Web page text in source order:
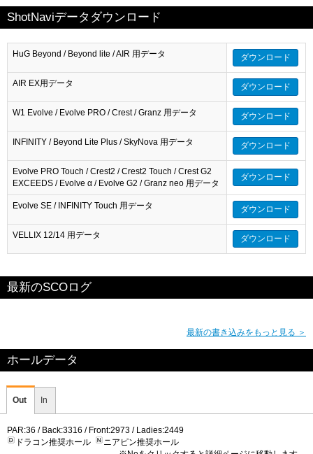
ShotNaviデータダウンロード
HuG Beyond / Beyond lite / AIR 用データ ダウンロード
AIR EX用データ ダウンロード
W1 Evolve / Evolve PRO / Crest / Granz 用データ ダウンロード
INFINITY / Beyond Lite Plus / SkyNova 用データ ダウンロード
Evolve PRO Touch / Crest2 / Crest2 Touch / Crest G2
EXCEEDS / Evolve α / Evolve G2 / Granz neo 用データ
ダウンロード
Evolve SE / INFINITY Touch 用データ ダウンロード
VELLIX 12/14 用データ ダウンロード
最新のSCOログ
最新の書き込みをもっと見る ＞
ホールデータ
Out In
PAR:36 / Back:3316 / Front:2973 / Ladies:2449
ドラコン推奨ホール
ニアピン推奨ホール